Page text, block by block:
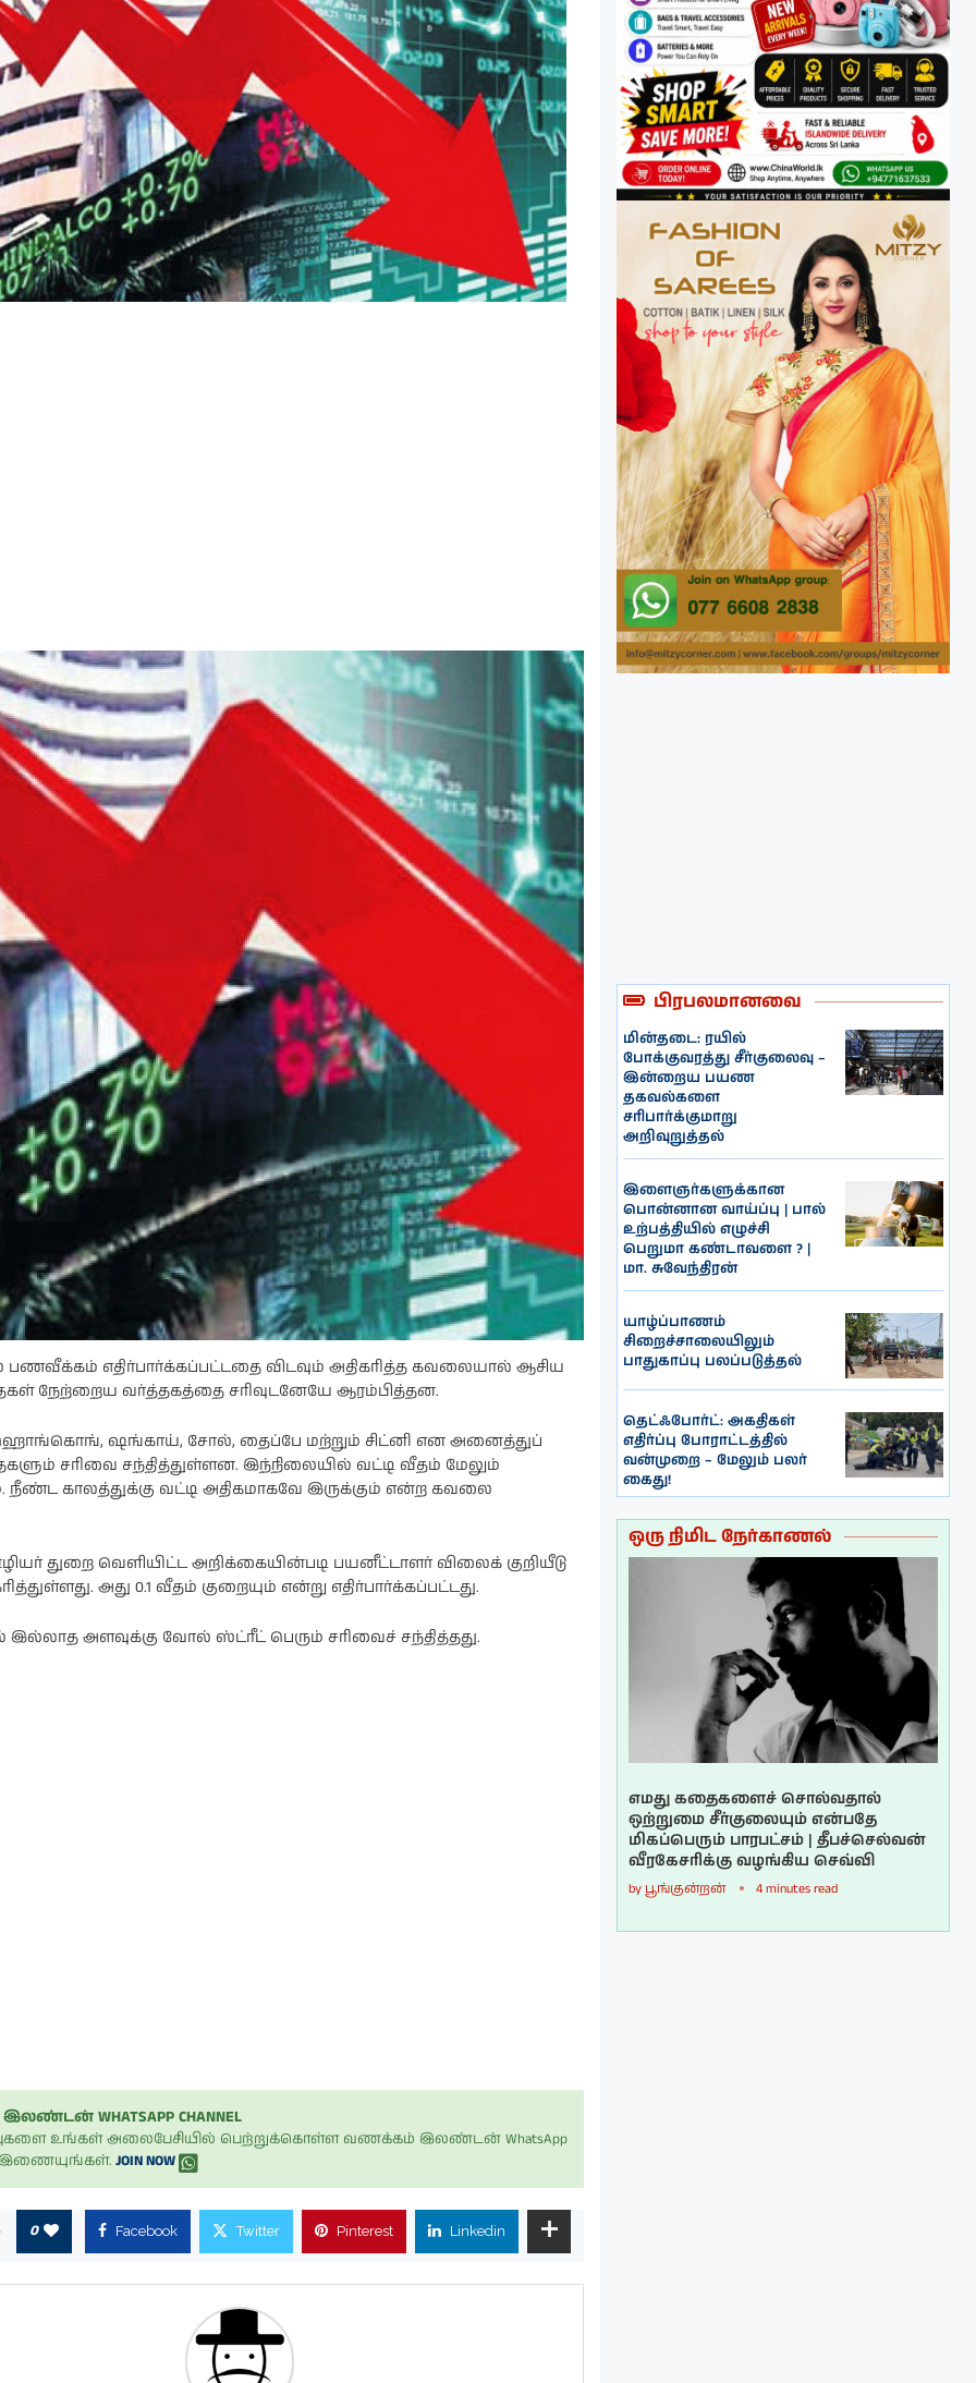
நடிகை ராஷி
கண்ணாவின்
புகைப்படத்தொகுப்பு
நடிகை
பிரணிதாவின்
பணவீக்கம் எதிர்பார்க்கப்பட்டதை விடவும் அதிகரித்த கவலையால் ஆசிய
நேற்றைய வர்த்தகத்தை சரிவுடனேயே ஆரம்பித்தன.
ஷங்காய், சோல், தைப்பே மற்றும் சிட்னி என அனைத்துப்
சரிவை சந்தித்துள்ளன. இந்நிலையில் வட்டி வீதம் மேலும்
நீண்ட காலத்துக்கு வட்டி அதிகமாகவே இருக்கும் என்ற கவலை
துறை வெளியிட்ட அறிக்கையின்படி பயனீட்டாளர் விலைக் குறியீடு
அது 0.1 வீதம் குறையும் என்று எதிர்பார்க்கப்பட்டது.
இல்லாத அளவுக்கு வோல் ஸ்ட்ரீட் பெரும் சரிவைச் சந்தித்தது.
WHATSAPP CHANNEL
உங்கள் அலைபேசியில் பெற்றுக்கொள்ள வணக்கம் இலண்டன் WhatsApp
இணையுங்கள். JOIN NOW
0 Facebook Twitter Pinterest Linkedin
பிரபலமானவை
மின்தடை: ரயில்
போக்குவரத்து சீர்குலைவு –
இன்றைய பயண
தகவல்களை
சரிபார்க்குமாறு
அறிவுறுத்தல்
இளைஞர்களுக்கான
பொன்னான வாய்ப்பு | பால்
உற்பத்தியில் எழுச்சி
பெறுமா கண்டாவளை ? |
மா. சுவேந்திரன்
யாழ்ப்பாணம்
சிறைச்சாலையிலும்
பாதுகாப்பு பலப்படுத்தல்
தெட்ஃபோர்ட்: அகதிகள்
எதிர்ப்பு போராட்டத்தில்
வன்முறை – மேலும் பலர்
கைது!
ஒரு நிமிட நேர்காணல்
எமது கதைகளைச் சொல்வதால்
ஒற்றுமை சீர்குலையும் என்பதே
மிகப்பெரும் பாரபட்சம் | தீபச்செல்வன்
வீரகேசரிக்கு வழங்கிய செவ்வி
by பூங்குன்றன் 4 minutes read